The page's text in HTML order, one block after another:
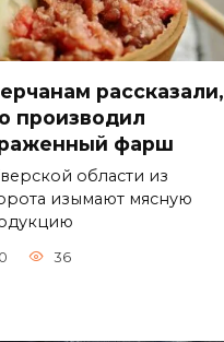
рассказали,
производил
фарш
области из
изымают мясную
0 36